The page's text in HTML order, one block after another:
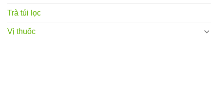
Trà túi lọc
Vị thuốc